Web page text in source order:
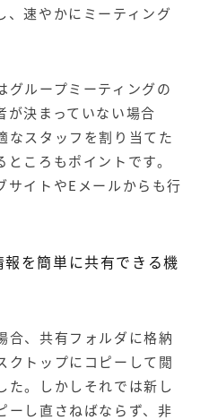
、速やかにミーティング
グループミーティングの
が決まっていない場合
なスタッフを割り当てた
ころもポイントです。
サイトやEメールからも行
を簡単に共有できる機
合、共有フォルダに格納
クトップにコピーして閲
た。しかしそれでは新し
ーし直さねばならず、非